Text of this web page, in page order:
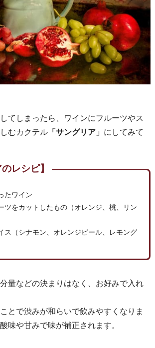
てしまったら、ワインにフルーツやス
むカクテル 「サングリア」 にしてみて
レシピ】
たワイン
ツをカットしたもの（オレンジ、桃、リン
ス（シナモン、オレンジピール、レモング
量などの決まりはなく、お好みで入れ
とで渋みが和らいで飲みやすくなりま
味や甘みで味が補正されます。